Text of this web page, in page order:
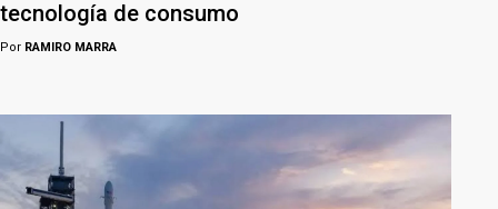
tecnología de consumo
Por RAMIRO MARRA